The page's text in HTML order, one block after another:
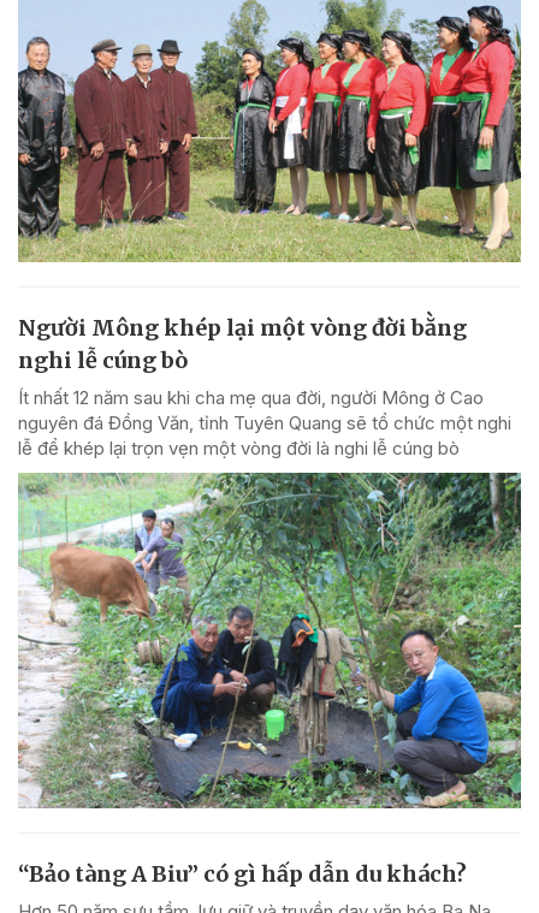
Người Mông khép lại một vòng đời bằng
nghi lễ cúng bò
Ít nhất 12 năm sau khi cha mẹ qua đời, người Mông ở Cao
nguyên đá Đồng Văn, tỉnh Tuyên Quang sẽ tổ chức một nghi
lễ để khép lại trọn vẹn một vòng đời là nghi lễ cúng bò
“Bảo tàng A Biu” có gì hấp dẫn du khách?